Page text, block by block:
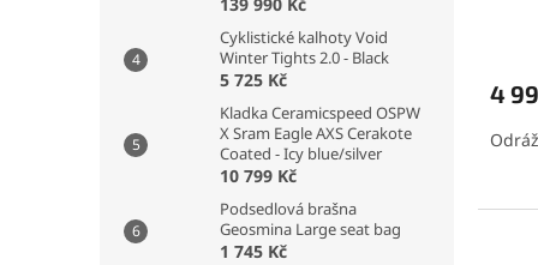
Cyklistické kalhoty Void
Winter Tights 2.0 - Black
5 725 Kč
Kladka Ceramicspeed OSPW
X Sram Eagle AXS Cerakote
Coated - Icy blue/silver
10 799 Kč
Podsedlová brašna
Geosmina Large seat bag
1 745 Kč
4